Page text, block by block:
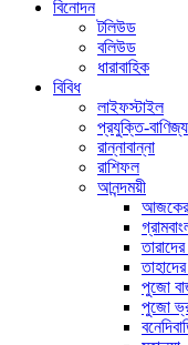
বিনোদন
টলিউড
বলিউড
ধারাবাহিক
বিবিধ
লাইফস্টাইল
প্রযুক্তি-বাণিজ্য
রান্নাবান্না
রাশিফল
আনন্দময়ী
পুজো
পুজো